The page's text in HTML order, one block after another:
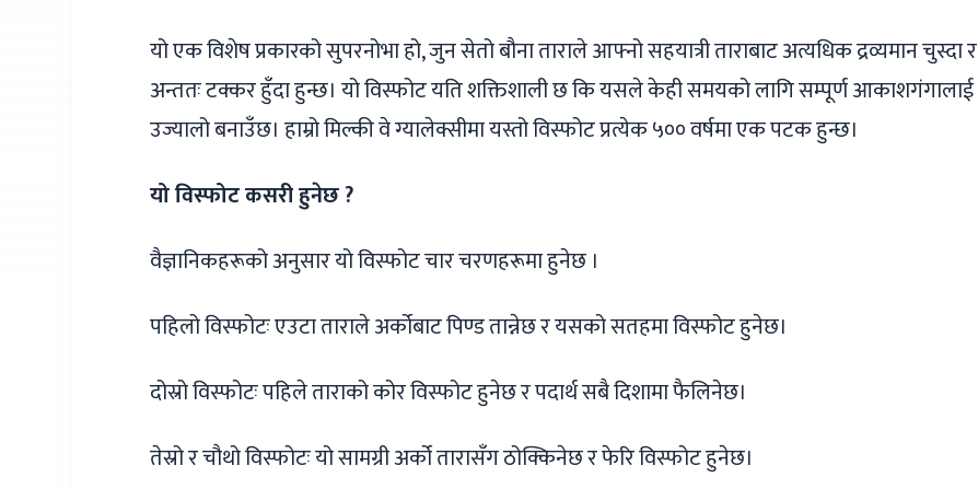
यो एक विशेष प्रकारको सुपरनोभा हो, जुन सेतो बौना ताराले आफ्नो सहयात्री ताराबाट अत्यधिक द्रव्यमान चुस्दा र
अन्ततः टक्कर हुँदा हुन्छ। यो विस्फोट यति शक्तिशाली छ कि यसले केही समयको लागि सम्पूर्ण आकाशगंगालाई
उज्यालो बनाउँछ। हाम्रो मिल्की वे ग्यालेक्सीमा यस्तो विस्फोट प्रत्येक ५०० वर्षमा एक पटक हुन्छ।
यो विस्फोट कसरी हुनेछ ?
वैज्ञानिकहरूको अनुसार यो विस्फोट चार चरणहरूमा हुनेछ ।
पहिलो विस्फोटः एउटा ताराले अर्कोबाट पिण्ड तान्नेछ र यसको सतहमा विस्फोट हुनेछ।
दोस्रो विस्फोटः पहिले ताराको कोर विस्फोट हुनेछ र पदार्थ सबै दिशामा फैलिनेछ।
तेस्रो र चौथो विस्फोटः यो सामग्री अर्को तारासँग ठोक्किनेछ र फेरि विस्फोट हुनेछ।